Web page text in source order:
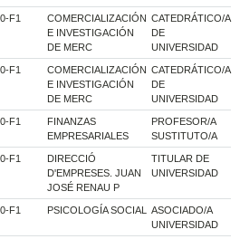
F1
COMERCIALIZACIÓN
E INVESTIGACIÓN
DE MERC
CATEDRÁTICO/A
DE
UNIVERSIDAD
F1
COMERCIALIZACIÓN
E INVESTIGACIÓN
DE MERC
CATEDRÁTICO/A
DE
UNIVERSIDAD
F1
FINANZAS
EMPRESARIALES
PROFESOR/A
SUSTITUTO/A
F1
DIRECCIÓ
D'EMPRESES. JUAN
JOSÉ RENAU P
TITULAR DE
UNIVERSIDAD
F1 PSICOLOGÍA SOCIAL
ASOCIADO/A
UNIVERSIDAD